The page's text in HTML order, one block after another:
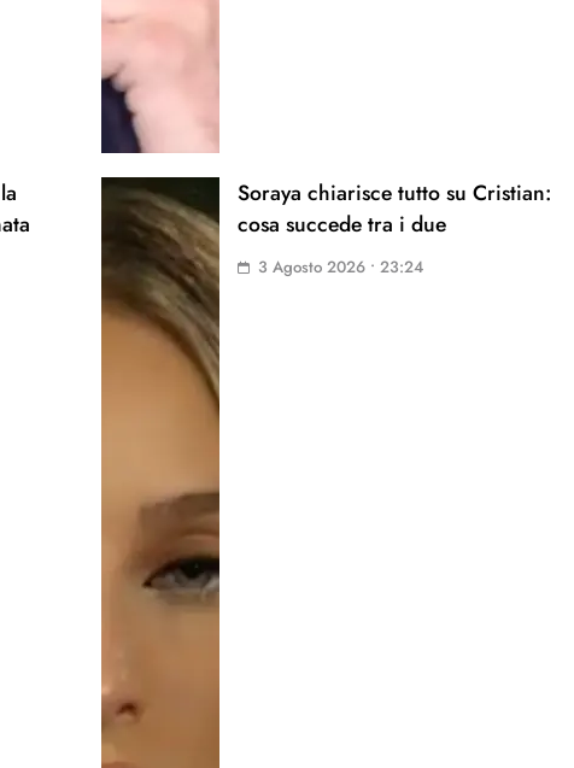
Soraya chiarisce tutto su Cristian:
cosa succede tra i due
3 Agosto 2026 • 23:24